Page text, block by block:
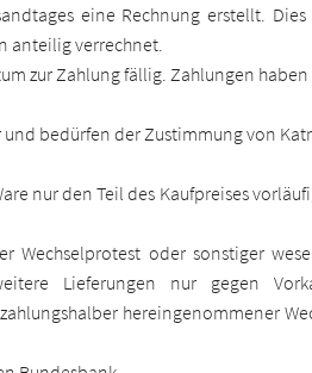
eine Rechnung erstellt.
anteilig verrechnet.
zur Zahlung fällig. Zahlungen
bedürfen der Zustimmung von
nur den Teil des Kaufpreises
Wechselprotest oder sonstiger
Lieferungen nur gegen
hereingenommener